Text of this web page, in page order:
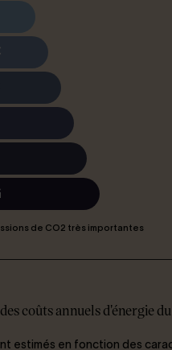
de CO2 très importantes
coûts annuels d'énergie
estimés en fonction des